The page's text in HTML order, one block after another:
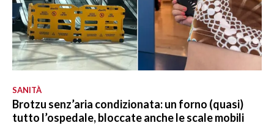
SANITÀ
Brotzu senz’aria condizionata: un forno (quasi)
tutto l’ospedale, bloccate anche le scale mobili